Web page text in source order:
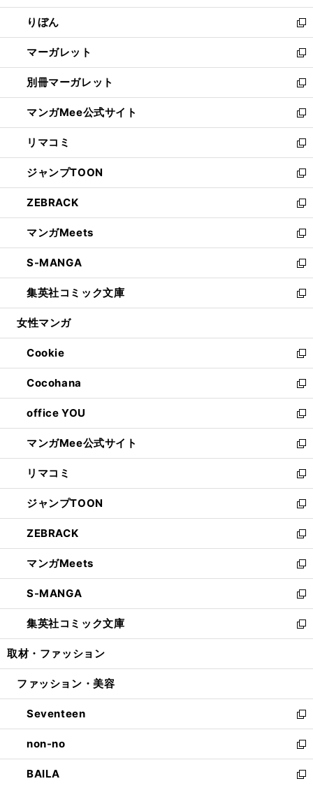
開
く
ウ
で
開
く
ン
ド
ウ
で
開
く
ウ
ィ
ン
ド
ウ
で
開
く
りぼん
新
し
い
ウ
ィ
ン
ド
ウ
で
開
く
マーガレット
新
し
い
ウ
ィ
ン
ド
ウ
で
開
く
別冊マーガレット
新
し
い
ウ
ィ
ン
ド
ウ
で
開
く
マンガMee公式サイト
新
し
い
ウ
ィ
ン
ド
ウ
で
開
く
リマコミ
新
し
い
ウ
ィ
ン
ド
ウ
で
開
く
ジャンプTOON
新
し
い
ウ
ィ
ン
ド
ウ
で
開
ZEBRACK
新
し
い
ウ
ィ
ン
ド
ウ
開
く
マンガMeets
新
し
い
ウ
ィ
ン
ウ
で
開
く
S-MANGA
新
し
い
ウ
ン
ド
ウ
で
開
く
集英社コミック文庫
新
し
ウ
ィ
ン
ド
ウ
で
開
く
女性マンガ
Cookie
新
し
い
ウ
ィ
ン
ド
ウ
で
開
く
Cocohana
新
し
い
ウ
ィ
ン
ド
ウ
で
開
く
office YOU
新
し
い
ウ
ィ
ン
ド
ウ
で
開
く
マンガMee公式サイト
新
し
い
ウ
ィ
ン
ド
ウ
で
開
く
リマコミ
新
し
い
ウ
ィ
ン
ド
ウ
で
開
く
ジャンプTOON
新
し
い
ウ
ィ
ン
ド
ウ
で
開
ZEBRACK
新
し
い
ウ
ィ
ン
ド
ウ
開
マンガMeets
新
し
い
ウ
ィ
ン
ウ
開
く
S-MANGA
新
し
い
ウ
ン
ウ
で
開
く
集英社コミック文庫
新
し
ウ
ン
ド
ウ
で
開
く
取材・ファッション
ファッション・美容
Seventeen
新
し
い
ウ
ィ
non-no
新
し
い
BAILA
新